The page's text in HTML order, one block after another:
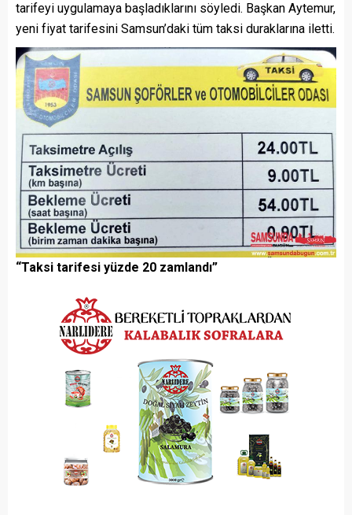
tarifeyi uygulamaya başladıklarını söyledi. Başkan Aytemur,
yeni fiyat tarifesini Samsun’daki tüm taksi duraklarına iletti.
“Taksi tarifesi yüzde 20 zamlandı”